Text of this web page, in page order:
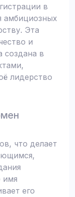
в
амбициозных
Эта
и
создана в
лидерство
что делает
имя
его